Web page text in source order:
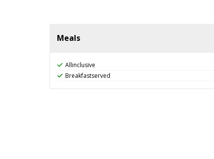
Meals
Allinclusive
Breakfastserved